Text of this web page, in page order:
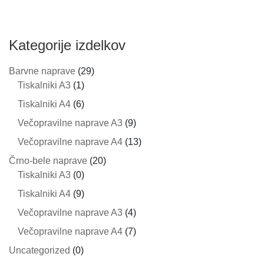
Kategorije izdelkov
Barvne naprave (29)
Tiskalniki A3 (1)
Tiskalniki A4 (6)
Večopravilne naprave A3 (9)
Večopravilne naprave A4 (13)
Črno-bele naprave (20)
Tiskalniki A3 (0)
Tiskalniki A4 (9)
Večopravilne naprave A3 (4)
Večopravilne naprave A4 (7)
Uncategorized (0)